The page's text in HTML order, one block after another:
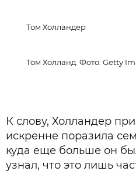
Том Холландер
Том Холланд. Фото: Getty
К слову, Холландер
искренне поразила
куда еще больше он
узнал, что это лишь